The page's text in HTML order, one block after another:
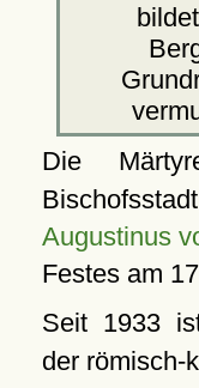
Die
Augustinus
Festes am
Seit 1933
der römisch-